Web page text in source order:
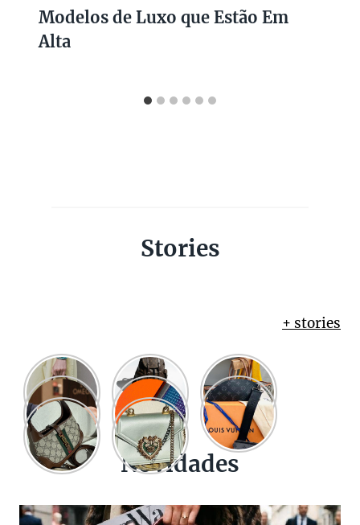
Modelos de Luxo que Estão Em
Alta
Stories
+ stories
Novidades